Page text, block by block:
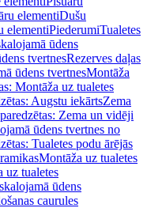
elementiDušu
elementiPiederumiTualetes
ūdens
tvertnesRezerves daļas
ūdens tvertnesMontāža
Montāža uz tualetes
Augstu iekārtsZema
Zema un vidēji
ūdens tvertnes no
Tualetes podu ārējās
Montāža uz tualetes
uz tualetes
ūdens
caurules